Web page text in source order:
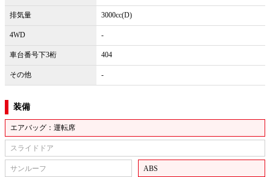
排気量 3000cc(D)
4WD -
車台番号下3桁 404
その他 -
装備
エアバッグ：運転席
スライドドア
サンルーフ ABS